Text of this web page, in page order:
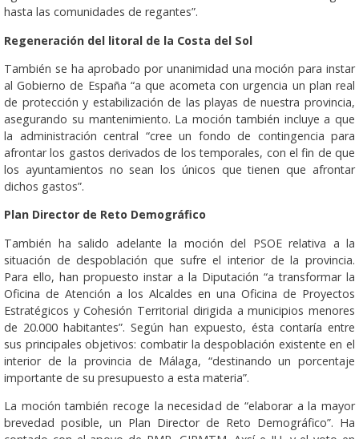
hasta las comunidades de regantes”.
Regeneración del litoral de la Costa del Sol
También se ha aprobado por unanimidad una moción para instar
al Gobierno de España “a que acometa con urgencia un plan real
de protección y estabilización de las playas de nuestra provincia,
asegurando su mantenimiento. La moción también incluye a que
la administración central “cree un fondo de contingencia para
afrontar los gastos derivados de los temporales, con el fin de que
los ayuntamientos no sean los únicos que tienen que afrontar
dichos gastos”.
Plan Director de Reto Demográfico
También ha salido adelante la moción del PSOE relativa a la
situación de despoblación que sufre el interior de la provincia.
Para ello, han propuesto instar a la Diputación “a transformar la
Oficina de Atención a los Alcaldes en una Oficina de Proyectos
Estratégicos y Cohesión Territorial dirigida a municipios menores
de 20.000 habitantes”. Según han expuesto, ésta contaría entre
sus principales objetivos: combatir la despoblación existente en el
interior de la provincia de Málaga, “destinando un porcentaje
importante de su presupuesto a esta materia”.
La moción también recoge la necesidad de “elaborar a la mayor
brevedad posible, un Plan Director de Reto Demográfico”. Ha